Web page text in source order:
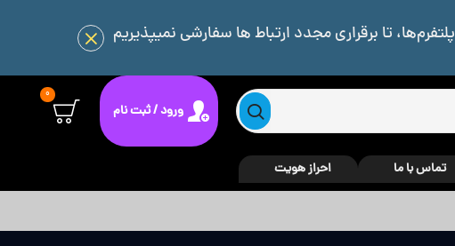
تا برقراری مجدد ارتباط ها سفارشی نمیپذیریم
ورود / ثبت نام
0
تماس با ما احراز هویت